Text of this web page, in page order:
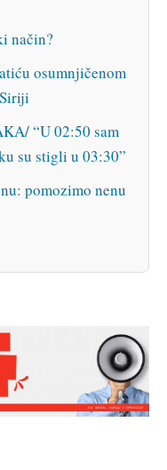
način?
osumnjičenom
“U 02:50 sam
su stigli u 03:30”
pomozimo nenu